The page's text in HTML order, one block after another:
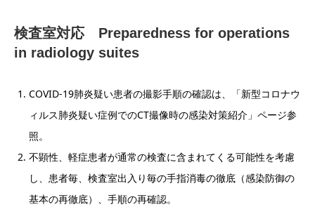
検査室対応 Preparedness for operations
in radiology suites
COVID-19肺炎疑い患者の撮影手順の確認は、「新型コロナウ
ィルス肺炎疑い症例でのCT撮像時の感染対策紹介」ページ参
照。
不顕性、軽症患者が通常の検査に含まれてくる可能性を考慮
し、患者毎、検査室出入り毎の手指消毒の徹底（感染防御の
基本の再徹底）、手順の再確認。